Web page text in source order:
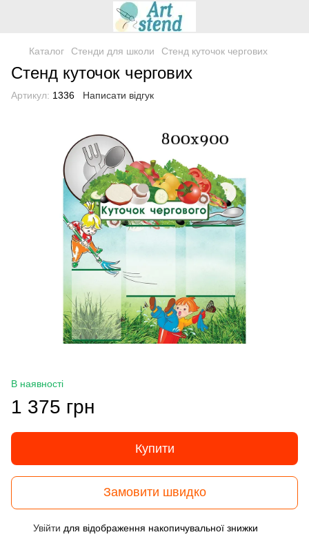
Каталог Стенди для школи Стенд куточок чергових
Стенд куточок чергових
Артикул: 1336 Написати відгук
В наявності
1 375 грн
Купити
Замовити швидко
Увійти для відображення накопичувальної знижки